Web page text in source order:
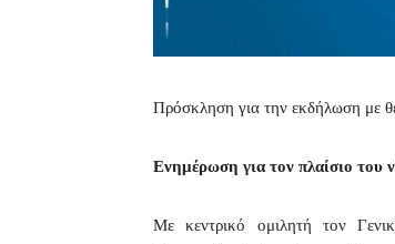
Πρόσκληση για την εκδήλωση με
Ενημέρωση για τον πλαίσιο
Με κεντρικό ομιλητή τον